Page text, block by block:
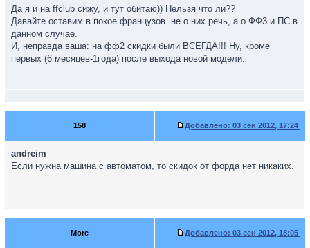
Да я и на ffclub сижу, и тут обитаю)) Нельзя что ли??
Давайте оставим в покое французов. не о них речь, а о ФФ3 и ПС в
данном случае.
И, неправда ваша: на фф2 скидки были ВСЕГДА!!! Ну, кроме
первых (6 месяцев-1года) после выхода новой модели.
158 Добавлено: 03 сен 2012, 17:24
andreim
Если нужна машина с автоматом, то скидок от форда нет никаких.
More Добавлено: 03 сен 2012, 18:05